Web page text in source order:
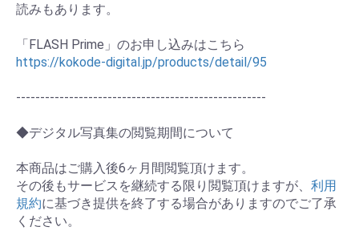
お買い物を続ける
読みもあります。
「FLASH Prime」のお申し込みはこちら
https://kokode-digital.jp/products/detail/95
----------------------------------------------------
◆デジタル写真集の閲覧期間について
本商品はご購入後6ヶ月間閲覧頂けます。
その後もサービスを継続する限り閲覧頂けますが、 利用
規約に基づき提供を終了する場合がありますのでご了承
ください。